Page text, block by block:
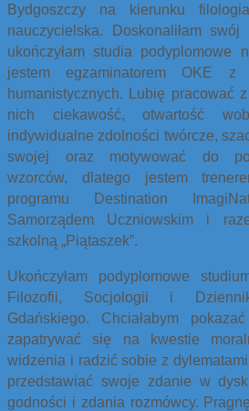
Bydgoszczy na kierunku
nauczycielska. Doskonaliłam
ukończyłam studia podyplomowe
jestem egzaminatorem OKE z
humanistycznych. Lubię pracować
nich ciekawość, otwartość
indywidualne zdolności twórcze,
swojej oraz motywować do
wzorców, dlatego jestem
programu Destination
Samorządem Uczniowskim i
szkolną „Piątaszek”.
Ukończyłam podyplomowe
Filozofii, Socjologii i
Gdańskiego. Chciałabym
zapatrywać się na kwestie
widzenia i radzić sobie z
przedstawiać swoje zdanie w
godności i zdania rozmówcy.